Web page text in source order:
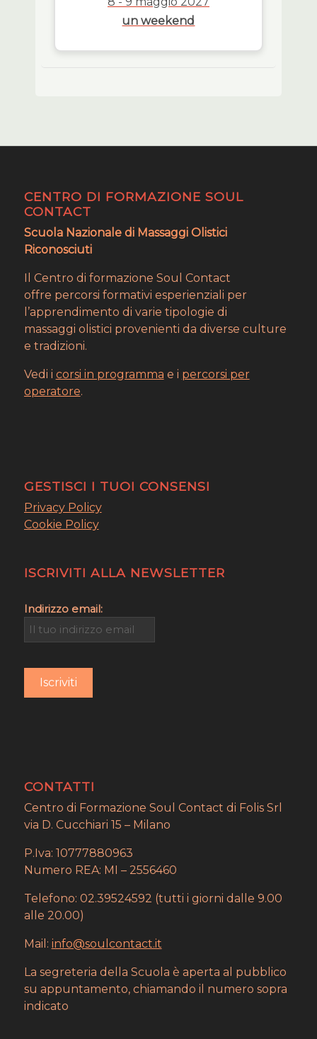
un weekend
CENTRO DI FORMAZIONE SOUL
CONTACT
Scuola Nazionale di Massaggi Olistici
Riconosciuti
Il Centro di formazione Soul Contact
offre percorsi formativi esperienziali per
l’apprendimento di varie tipologie di
massaggi olistici provenienti da diverse culture
e tradizioni.
Vedi i corsi in programma e i percorsi per
operatore.
GESTISCI I TUOI CONSENSI
Privacy Policy
Cookie Policy
ISCRIVITI ALLA NEWSLETTER
Indirizzo email:
CONTATTI
Centro di Formazione Soul Contact di Folis Srl
via D. Cucchiari 15 – Milano
P.Iva: 10777880963
Numero REA: MI – 2556460
Telefono: 02.39524592 (tutti i giorni dalle 9.00
alle 20.00)
Mail: info@soulcontact.it
La segreteria della Scuola è aperta al pubblico
su appuntamento, chiamando il numero sopra
indicato